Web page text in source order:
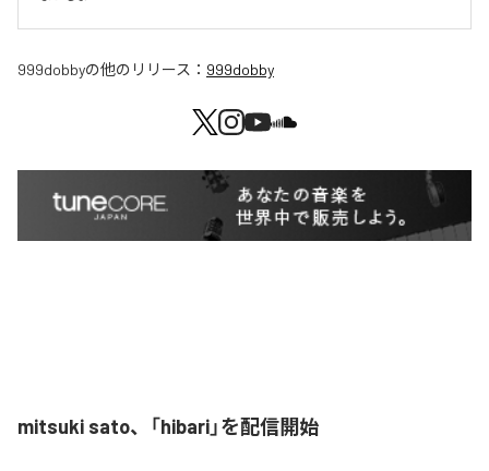
999dobbyの他のリリース： 999dobby
mitsuki sato、「hibari」を配信開始